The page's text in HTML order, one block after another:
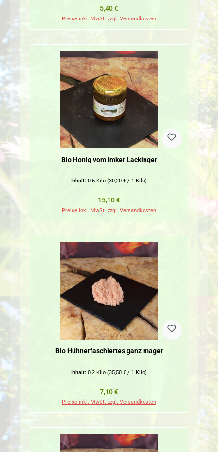
Regulärer Preis:
5,40 €
Preise inkl. MwSt. zzgl. Versandkosten
Bio Honig vom Imker Lackinger
Inhalt: 0.5 Kilo (30,20 € / 1 Kilo)
Regulärer Preis:
15,10 €
Preise inkl. MwSt. zzgl. Versandkosten
Bio Hühnerfaschiertes ganz mager
Inhalt: 0.2 Kilo (35,50 € / 1 Kilo)
Regulärer Preis:
7,10 €
Preise inkl. MwSt. zzgl. Versandkosten